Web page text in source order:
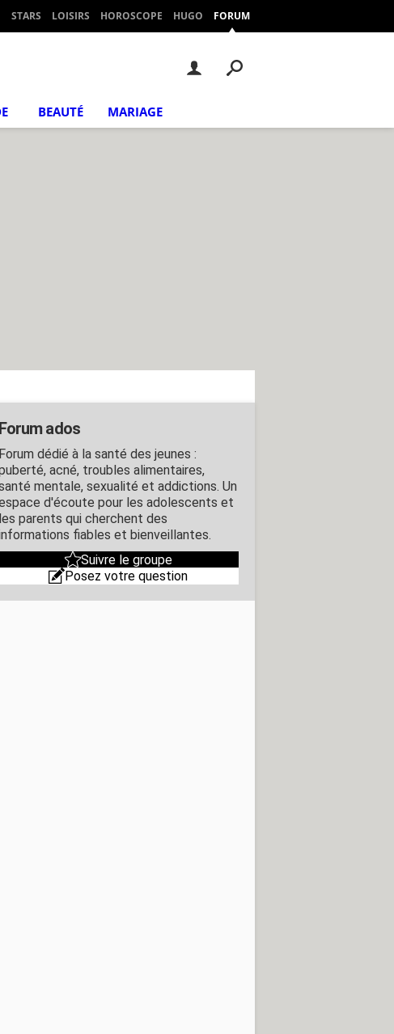
STARS LOISIRS HOROSCOPE HUGO FORUM
BEAUTÉ MARIAGE
Forum ados
Forum dédié à la santé des jeunes :
acné, troubles alimentaires,
mentale, sexualité et addictions. Un
d'écoute pour les adolescents et
les parents qui cherchent des
fiables et bienveillantes.
Suivre le groupe
Posez votre question